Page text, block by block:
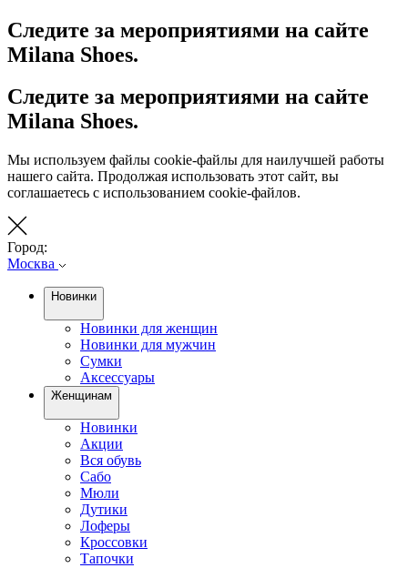
Следите за мероприятиями на сайте
Milana Shoes.
Следите за мероприятиями на сайте
Milana Shoes.
Мы используем файлы cookie-файлы для наилучшей работы
нашего сайта. Продолжая использовать этот сайт, вы
соглашаетесь с использованием cookie-файлов.
Город:
Москва
Новинки
Новинки для женщин
Новинки для мужчин
Сумки
Аксессуары
Женщинам
Новинки
Акции
Вся обувь
Сабо
Мюли
Дутики
Лоферы
Кроссовки
Тапочки